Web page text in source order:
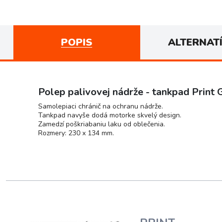
POPIS
Polep palivovej nádrže - tankpad Print
Samolepiaci chránič na ochranu nádrže.
Tankpad navyše dodá motorke skvelý design.
Zamedzí poškriabaniu laku od oblečenia.
Rozmery: 230 x 134 mm.